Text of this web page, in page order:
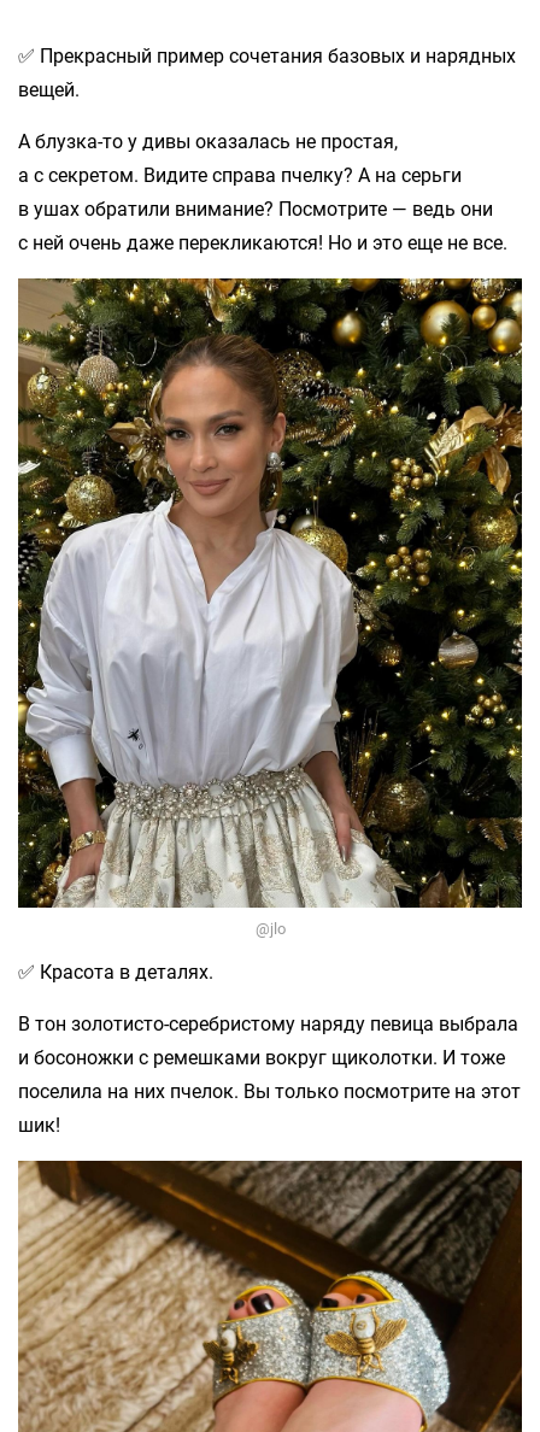
✅ Прекрасный пример сочетания базовых и нарядных
вещей.
А блузка-то у дивы оказалась не простая,
а с секретом. Видите справа пчелку? А на серьги
в ушах обратили внимание? Посмотрите — ведь они
с ней очень даже перекликаются! Но и это еще не все.
@jlo
✅ Красота в деталях.
В тон золотисто-серебристому наряду певица выбрала
и босоножки с ремешками вокруг щиколотки. И тоже
поселила на них пчелок. Вы только посмотрите на этот
шик!